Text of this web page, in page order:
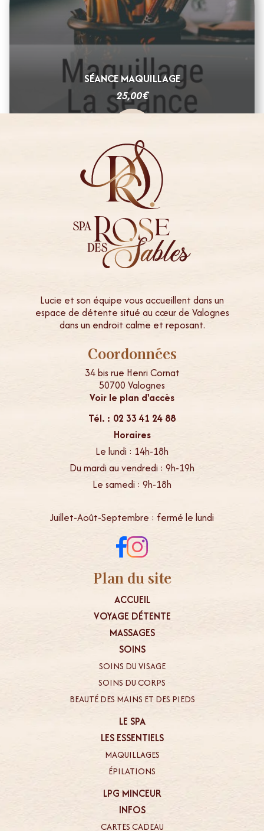
SÉANCE MAQUILLAGE
25,00€
Lucie et son équipe vous accueillent dans un
espace de détente situé au cœur de Valognes
dans un endroit calme et reposant.
Coordonnées
34 bis rue Henri Cornat
50700 Valognes
Voir le plan d'accès
Tél. : 02 33 41 24 88
Horaires
Le lundi : 14h-18h
Du mardi au vendredi : 9h-19h
Le samedi : 9h-18h
Juillet-Août-Septembre : fermé le lundi
Plan du site
ACCUEIL
VOYAGE DÉTENTE
MASSAGES
SOINS
SOINS DU VISAGE
SOINS DU CORPS
BEAUTÉ DES MAINS ET DES PIEDS
LE SPA
LES ESSENTIELS
MAQUILLAGES
ÉPILATIONS
LPG MINCEUR
INFOS
CARTES CADEAU